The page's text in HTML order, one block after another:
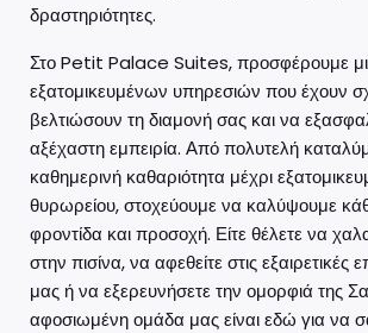
δραστηριότητες.
Στο Petit Palace Suites, προσφέρουμε
εξατομικευμένων υπηρεσιών που έχουν
βελτιώσουν τη διαμονή σας και να
αξέχαστη εμπειρία. Από πολυτελή
καθημερινή καθαριότητα μέχρι
θυρωρείου, στοχεύουμε να καλύψουμε
φροντίδα και προσοχή. Είτε θέλετε να
στην πισίνα, να αφεθείτε στις εξαιρετικές
μας ή να εξερευνήσετε την ομορφιά της
αφοσιωμένη ομάδα μας είναι εδώ για να